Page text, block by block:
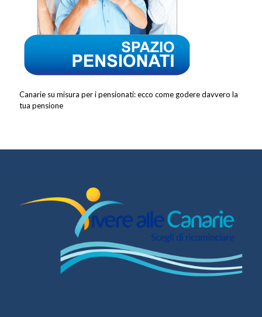
Canarie su misura per i pensionati: ecco come godere davvero la
tua pensione